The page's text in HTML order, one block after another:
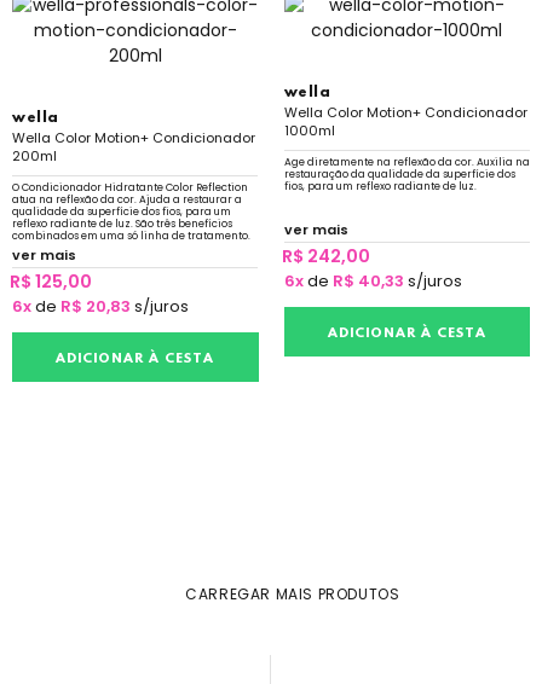
wella
Wella Color Motion+ Condicionador
200ml
O Condicionador Hidratante Color Reflection
atua na reflexão da cor. Ajuda a restaurar a
qualidade da superfície dos fios, para um
reflexo radiante de luz. São três benefícios
combinados em uma só linha de tratamento.
ver mais
R$ 125,00
6xde R$ 20,83 s/juros
ADICIONAR À CESTA
wella
Wella Color Motion+ Condicionador
1000ml
Age diretamente na reflexão da cor. Auxilia na
restauração da qualidade da superfície dos
fios, para um reflexo radiante de luz.
ver mais
R$ 242,00
6xde R$ 40,33 s/juros
ADICIONAR À CESTA
CARREGAR MAIS PRODUTOS